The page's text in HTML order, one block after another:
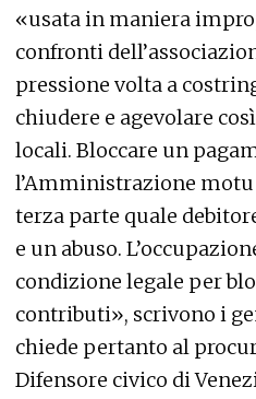
«usata in maniera
confronti
pressione volta a
chiudere e agevolare
locali. Bloccare un
l’Amministrazione
terza parte quale
e un abuso.
condizione legale per
contributi», scrivono i
chiede pertanto al
Difensore civico di